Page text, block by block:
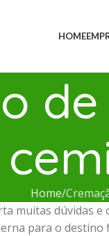
HOME
Home
muitas dúvidas
para o destino